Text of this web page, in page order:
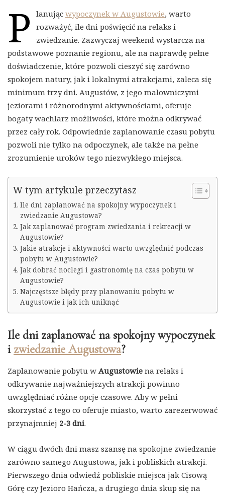
P lanując wypoczynek w Augustowie, warto
rozważyć, ile dni poświęcić na relaks i
zwiedzanie. Zazwyczaj weekend wystarcza na
podstawowe poznanie regionu, ale na naprawdę pełne
doświadczenie, które pozwoli cieszyć się zarówno
spokojem natury, jak i lokalnymi atrakcjami, zaleca się
minimum trzy dni. Augustów, z jego malowniczymi
jeziorami i różnorodnymi aktywnościami, oferuje
bogaty wachlarz możliwości, które można odkrywać
przez cały rok. Odpowiednie zaplanowanie czasu pobytu
pozwoli nie tylko na odpoczynek, ale także na pełne
zrozumienie uroków tego niezwykłego miejsca.
W tym artykule przeczytasz
Ile dni zaplanować na spokojny wypoczynek i
zwiedzanie Augustowa?
Jak zaplanować program zwiedzania i rekreacji w
Augustowie?
Jakie atrakcje i aktywności warto uwzględnić podczas
pobytu w Augustowie?
Jak dobrać noclegi i gastronomię na czas pobytu w
Augustowie?
Najczęstsze błędy przy planowaniu pobytu w
Augustowie i jak ich uniknąć
Ile dni zaplanować na spokojny wypoczynek
i zwiedzanie Augustowa?
Zaplanowanie pobytu w Augustowie na relaks i
odkrywanie najważniejszych atrakcji powinno
uwzględniać różne opcje czasowe. Aby w pełni
skorzystać z tego co oferuje miasto, warto zarezerwować
przynajmniej 2-3 dni.
W ciągu dwóch dni masz szansę na spokojne zwiedzanie
zarówno samego Augustowa, jak i pobliskich atrakcji.
Pierwszego dnia odwiedź pobliskie miejsca jak Cisową
Górę czy Jezioro Hańcza, a drugiego dnia skup się na